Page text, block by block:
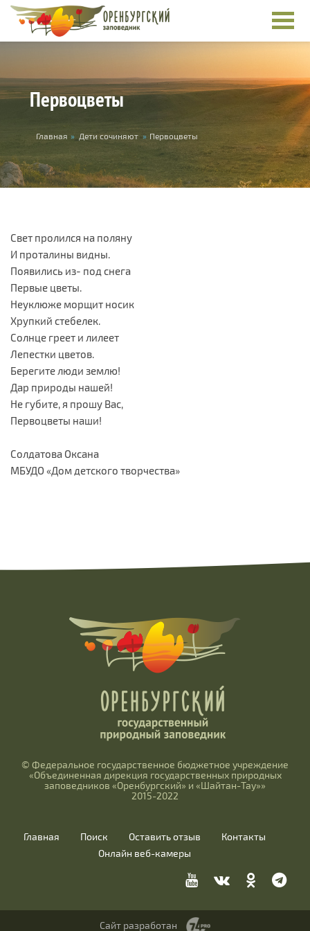
Перейти к основному содержанию
Первоцветы
Вы здесь
Главная » Дети сочиняют » Первоцветы
Свет пролился на поляну
И проталины видны.
Появились из- под снега
Первые цветы.
Неуклюже морщит носик
Хрупкий стебелек.
Солнце греет и лилеет
Лепестки цветов.
Берегите люди землю!
Дар природы нашей!
Не губите, я прошу Вас,
Первоцветы наши!
Солдатова Оксана
МБУДО «Дом детского творчества»
© Федеральное государственное бюджетное учреждение
«Объединенная дирекция государственных природных
заповедников «Оренбургский» и «Шайтан-Тау»»
2015-2022
Главная Поиск Оставить отзыв
Контакты
Онлайн веб-камеры
Сайт разработан